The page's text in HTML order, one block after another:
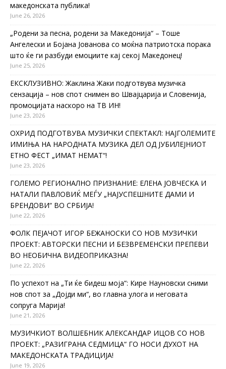
македонската публика!
June 26, 2026
„Родени за песна, родени за Македонија“ – Тоше
Ангелески и Бојана Јованова со моќна патриотска порака
што ќе ги разбуди емоциите кај секој Македонец!
June 25, 2026
ЕКСКЛУЗИВНО: Жаклина Жаки подготвува музичка
сензација – нов спот снимен во Швајцарија и Словенија,
промоцијата наскоро на ТВ ИН!
June 23, 2026
ОХРИД ПОДГОТВУВА МУЗИЧКИ СПЕКТАКЛ: НАЈГОЛЕМИТЕ
ИМИЊА НА НАРОДНАТА МУЗИКА ДЕЛ ОД ЈУБИЛЕЈНИОТ
ЕТНО ФЕСТ „ИМАТ НЕМАТ“!
June 23, 2026
ГОЛЕМО РЕГИОНАЛНО ПРИЗНАНИЕ: ЕЛЕНА ЈОВЧЕСКА И
НАТАЛИ ПАВЛОВИЌ МЕЃУ „НАЈУСПЕШНИТЕ ДАМИ И
БРЕНДОВИ“ ВО СРБИЈА!
June 22, 2026
ФОЛК ПЕЈАЧОТ ИГОР БЕЖАНОСКИ СО НОВ МУЗИЧКИ
ПРОЕКТ: АВТОРСКИ ПЕСНИ И БЕЗВРЕМЕНСКИ ПРЕПЕВИ
ВО НЕОБИЧНА ВИДЕОПРИКАЗНА!
June 22, 2026
По успехот на „Ти ќе бидеш моја“: Кире Науновски сними
нов спот за „Дојди ми“, во главна улога и неговата
сопруга Марија!
June 21, 2026
МУЗИЧКИОТ ВОЛШЕБНИК АЛЕКСАНДАР ИЦОВ СО НОВ
ПРОЕКТ: „РАЗИГРАНА СЕДМИЦА“ ГО НОСИ ДУХОТ НА
МАКЕДОНСКАТА ТРАДИЦИЈА!
June 19, 2026